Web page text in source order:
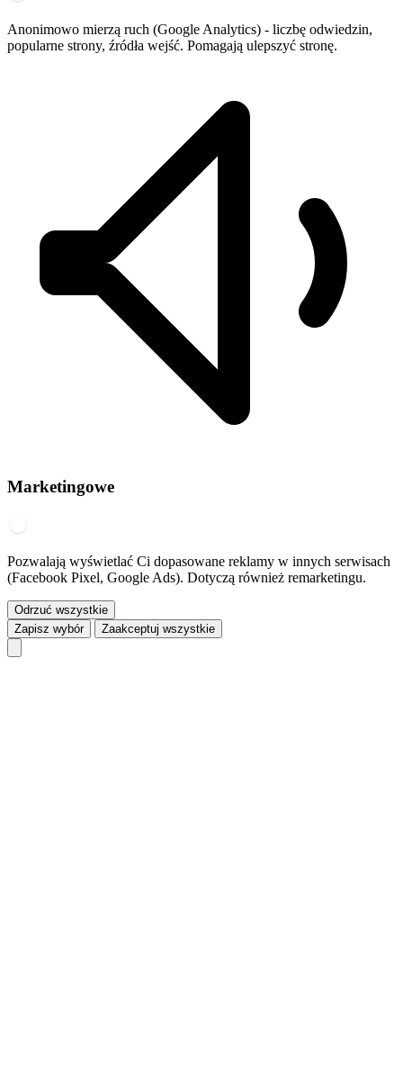
Anonimowo mierzą ruch (Google Analytics) - liczbę odwiedzin,
popularne strony, źródła wejść. Pomagają ulepszyć stronę.
Marketingowe
Pozwalają wyświetlać Ci dopasowane reklamy w innych serwisach
(Facebook Pixel, Google Ads). Dotyczą również remarketingu.
Odrzuć wszystkie
Zapisz wybór
Zaakceptuj wszystkie